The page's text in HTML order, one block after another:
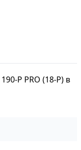
P PRO (18-P) в